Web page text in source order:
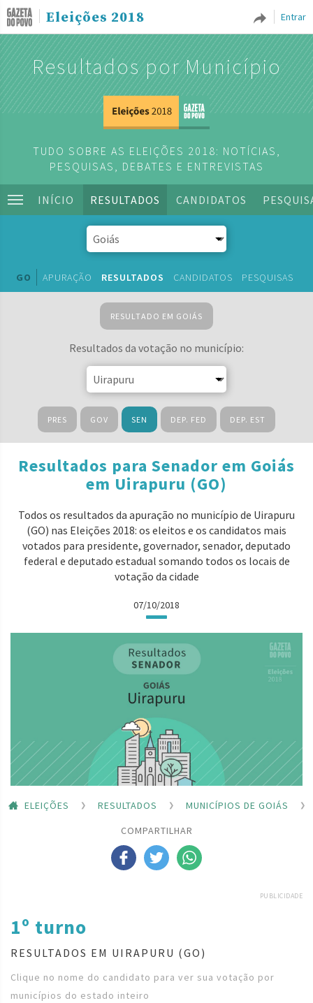
Entrar
Eleições 2018
Resultados por Município
TUDO SOBRE AS ELEIÇÕES 2018: NOTÍCIAS,
PESQUISAS, DEBATES E ENTREVISTAS
INÍCIO RESULTADOS CANDIDATOS
GO APURAÇÃO RESULTADOS CANDIDATOS PESQUISAS
RESULTADO EM GOIÁS
Resultados da votação no município:
PRES GOV SEN DEP. FED DEP. EST
Resultados para Senador em Goiás
em Uirapuru (GO)
Todos os resultados da apuração no município de Uirapuru
(GO) nas Eleições 2018: os eleitos e os candidatos mais
votados para presidente, governador, senador, deputado
federal e deputado estadual somando todos os locais de
votação da cidade
07/10/2018
ELEIÇÕES RESULTADOS
MUNICÍPIOS DE GOIÁS
COMPARTILHAR
PUBLICIDADE
1º turno
RESULTADOS EM UIRAPURU (GO)
Clique no nome do candidato para ver sua votação por
municípios do estado inteiro